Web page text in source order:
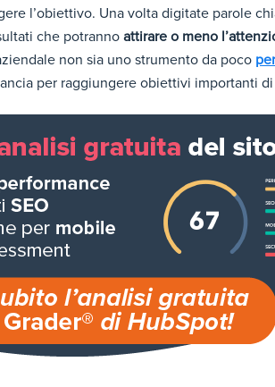
l’obiettivo. Una volta digitate parole
che potrannoattirare o meno
non sia uno strumento da poco
per raggiungere obiettivi importanti